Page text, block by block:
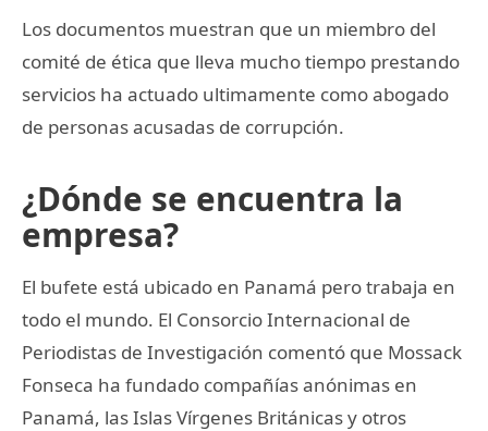
Los documentos muestran que un miembro del
comité de ética que lleva mucho tiempo prestando
servicios ha actuado ultimamente como abogado
de personas acusadas de corrupción.
¿Dónde se encuentra la
empresa?
El bufete está ubicado en Panamá pero trabaja en
todo el mundo. El Consorcio Internacional de
Periodistas de Investigación comentó que Mossack
Fonseca ha fundado compañías anónimas en
Panamá, las Islas Vírgenes Británicas y otros